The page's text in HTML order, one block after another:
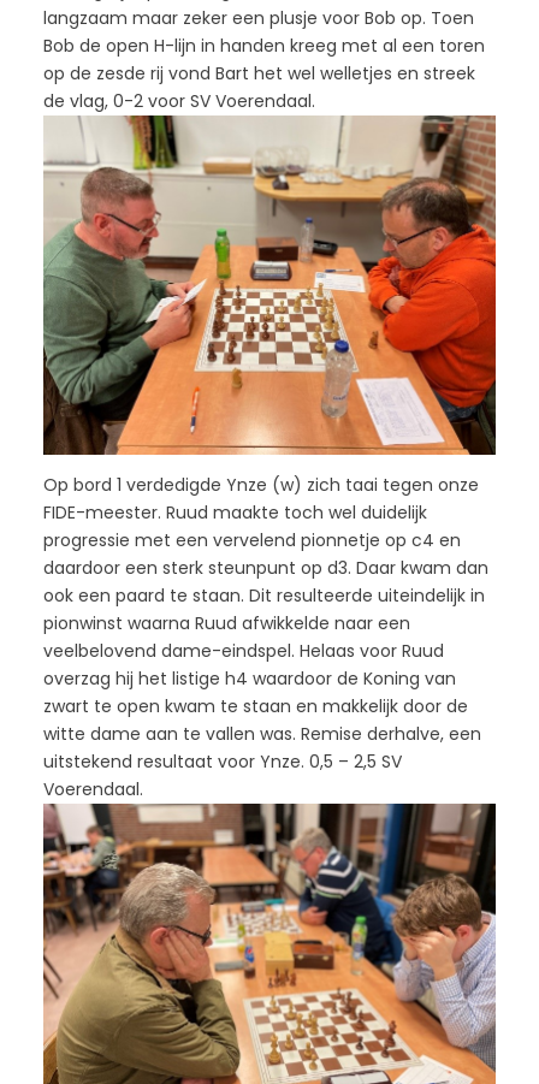
langzaam maar zeker een plusje voor Bob op. Toen
Bob de open H-lijn in handen kreeg met al een toren
op de zesde rij vond Bart het wel welletjes en streek
de vlag, 0-2 voor SV Voerendaal.
Op bord 1 verdedigde Ynze (w) zich taai tegen onze
FIDE-meester. Ruud maakte toch wel duidelijk
progressie met een vervelend pionnetje op c4 en
daardoor een sterk steunpunt op d3. Daar kwam dan
ook een paard te staan. Dit resulteerde uiteindelijk in
pionwinst waarna Ruud afwikkelde naar een
veelbelovend dame-eindspel. Helaas voor Ruud
overzag hij het listige h4 waardoor de Koning van
zwart te open kwam te staan en makkelijk door de
witte dame aan te vallen was. Remise derhalve, een
uitstekend resultaat voor Ynze. 0,5 – 2,5 SV
Voerendaal.